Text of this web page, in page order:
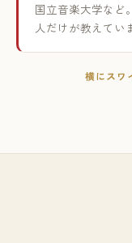
国立音楽大学など
人だけが教えてい
横にスワ